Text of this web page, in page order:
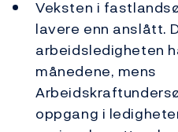
Veksten i
lavere enn anslått.
arbeidsledigheten
månedene, mens
oppgang i